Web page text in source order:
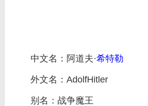
中文名：阿道夫·希特勒
外文名：AdolfHitler
别名：战争魔王